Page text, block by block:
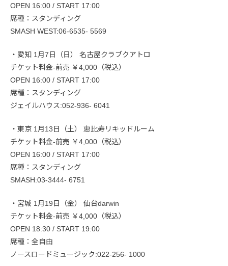
OPEN 16:00 / START 17:00
席種：スタンディング
SMASH WEST:06-6535- 5569
・愛知 1月7日（日） 名古屋クラブクアトロ
チケット料金-前売 ￥4,000（税込）
OPEN 16:00 / START 17:00
席種：スタンディング
ジェイルハウス:052-936- 6041
・東京 1月13日（土） 恵比寿リキッドルーム
チケット料金-前売 ￥4,000（税込）
OPEN 16:00 / START 17:00
席種：スタンディング
SMASH:03-3444- 6751
・宮城 1月19日（金） 仙台darwin
チケット料金-前売 ￥4,000（税込）
OPEN 18:30 / START 19:00
席種：全自由
ノースロードミュージック:022-256- 1000